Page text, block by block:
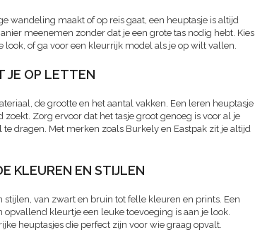
wandeling maakt of op reis gaat, een heuptasje is altijd
meenemen zonder dat je een grote tas nodig hebt. Kies
look, of ga voor een kleurrijk model als je op wilt vallen.
JE OP LETTEN
de grootte en het aantal vakken. Een leren heuptasje
Zorg ervoor dat het tasje groot genoeg is voor al je
dragen. Met merken zoals Burkely en Eastpak zit je altijd
KLEUREN EN STIJLEN
van zwart en bruin tot felle kleuren en prints. Een
kleurtje een leuke toevoeging is aan je look.
heuptasjes die perfect zijn voor wie graag opvalt.